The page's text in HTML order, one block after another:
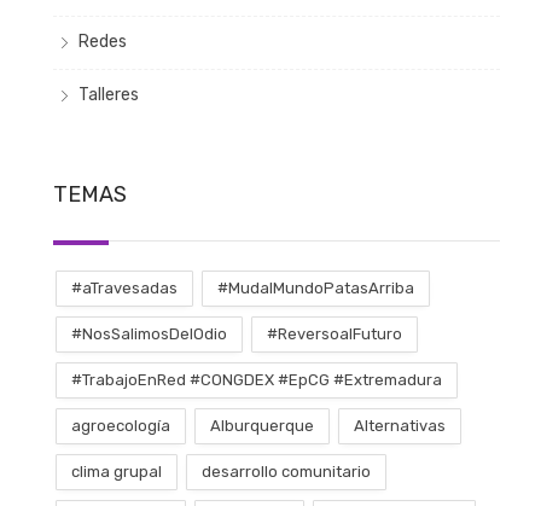
Redes
Talleres
TEMAS
#aTravesadas #MudalMundoPatasArriba
#NosSalimosDelOdio #ReversoalFuturo
#TrabajoEnRed #CONGDEX #EpCG #Extremadura
agroecología Alburquerque Alternativas
clima grupal desarrollo comunitario